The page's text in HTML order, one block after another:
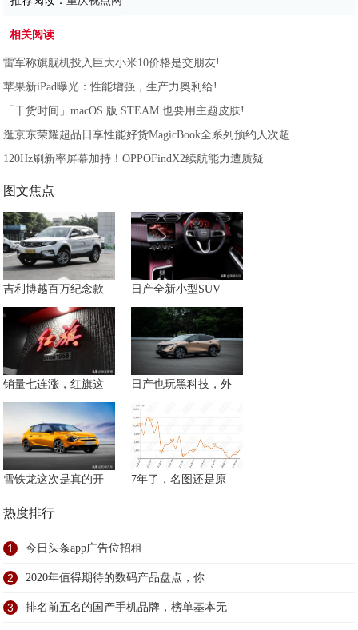
相关阅读
雷军称旗舰机投入巨大小米10价格是交朋友!
苹果新iPad曝光：性能增强，生产力奥利给!
「干货时间」macOS 版 STEAM 也要用主题皮肤!
逛京东荣耀超品日享性能好货MagicBook全系列预约人次超
120Hz刷新率屏幕加持！OPPOFindX2续航能力遭质疑
图文焦点
吉利博越百万纪念款 日产全新小型SUV
销量七连涨，红旗这 日产也玩黑科技，外
雪铁龙这次是真的开 7年了，名图还是原
热度排行
1 今日头条app广告位招租
2 2020年值得期待的数码产品盘点，你
3 排名前五名的国产手机品牌，榜单基本无